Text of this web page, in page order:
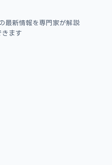
最新情報を専門家が解説
きます